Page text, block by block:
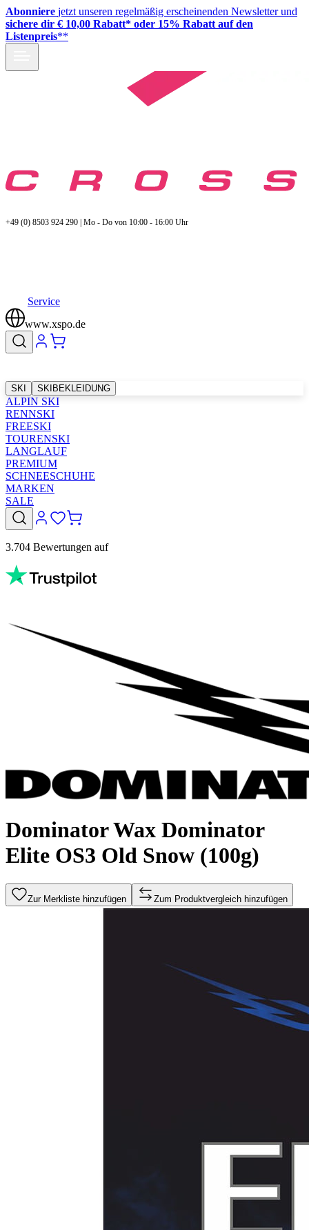
Abonniere jetzt unseren regelmäßig erscheinenden Newsletter und
sichere dir € 10,00 Rabatt* oder 15% Rabatt auf den
Listenpreis**
+49 (0) 8503 924 290 | Mo - Do von 10:00 - 16:00 Uhr
Service
www.xspo.de
SKI SKIBEKLEIDUNG
ALPIN SKI
RENNSKI
FREESKI
TOURENSKI
LANGLAUF
PREMIUM
SCHNEESCHUHE
MARKEN
SALE
3.704 Bewertungen auf
Dominator Wax Dominator
Elite OS3 Old Snow (100g)
Zur Merkliste hinzufügen Zum Produktvergleich hinzufügen